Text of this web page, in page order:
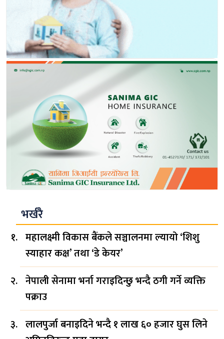
भर्खरै
महालक्ष्मी विकास बैंकले सञ्चालनमा ल्यायो ‘शिशु
स्याहार कक्ष’ तथा ‘डे केयर’
नेपाली सेनामा भर्ना गराइदिन्छु भन्दै ठगी गर्ने व्यक्ति
पक्राउ
लालपुर्जा बनाइदिने भन्दै १ लाख ६० हजार घुस लिने